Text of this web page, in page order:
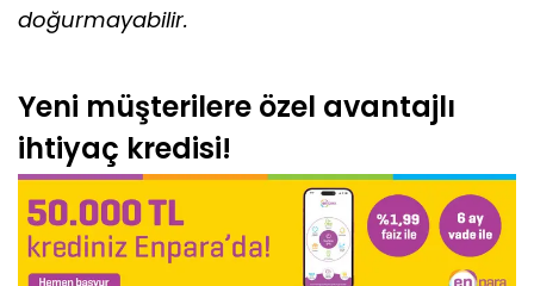
doğurmayabilir.
Yeni müşterilere özel avantajlı
ihtiyaç kredisi!